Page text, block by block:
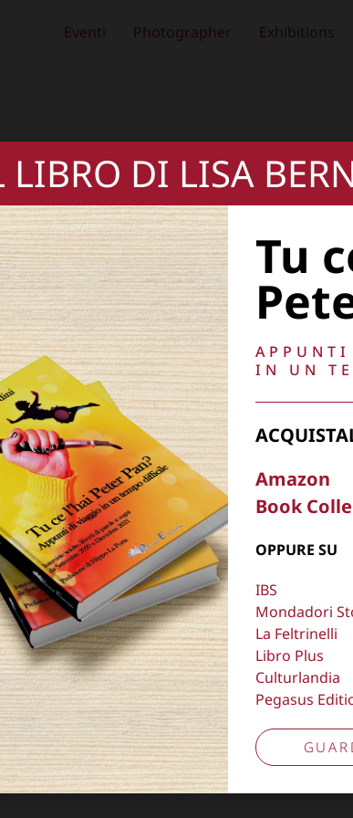
Eventi Photographer Exhibitions
oscurare,
Copyright © 2026 Lisa Bernardini
Cookie PolicyPrivacy Policy
Aggiorna preferenze
LIBRO DI LISA
Tu
IN UN
Amazon
Book
OPPURE SU
IBS
Mondadori
La Feltrinelli
Libro Plus
Culturlandia
Pegasus